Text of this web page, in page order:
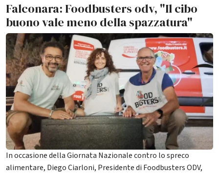
Falconara: Foodbusters odv, "Il cibo
buono vale meno della spazzatura"
In occasione della Giornata Nazionale contro lo spreco
alimentare, Diego Ciarloni, Presidente di Foodbusters ODV,